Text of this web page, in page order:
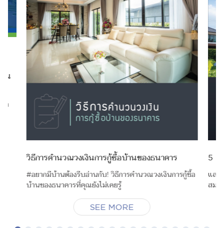
น
ก
วิธีการคำนวณวงเงินการกู้ซื้อบ้านของธนาคาร
#อยากมีบ้านต้องรีบอ่านกับ! วิธีการคำนวณวงเงินการกู้ซื้อ
บ้านของธนาคารที่คุณยังไม่เคยรู้
SEE MORE
5 สิ่
และ
สมใ